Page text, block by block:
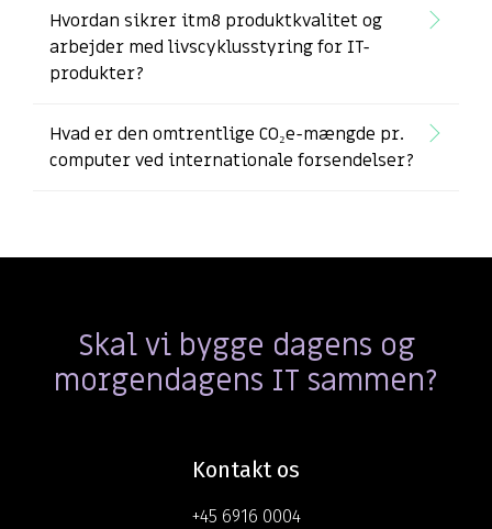
Hvordan sikrer itm8 produktkvalitet og
arbejder med livscyklusstyring for IT-
produkter?
Hvad er den omtrentlige CO₂e-mængde pr.
computer ved internationale forsendelser?
Skal vi bygge dagens og
morgendagens IT sammen?
Kontakt os
+45 6916 0004